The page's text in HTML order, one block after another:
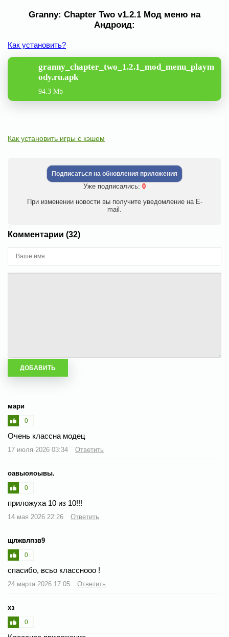
Granny: Chapter Two v1.2.1 Мод меню на
Андроид:
Как установить?
granny_chapter_two_1.2.1_mod_menu_playm
ody.ru.apk
94.3 Mb
Как установить игры с кэшем
Подписаться на обновления приложения
Уже подписались: 0
При изменении новости вы получите уведомление на E-
mail.
Комментарии (32)
мари
0
Очень классна модец
17 июля 2026 03:34 Ответить
оавыояоывы.
0
приложуха 10 из 10!!!
14 мая 2026 22:26 Ответить
щлжвлпзв9
0
спасибо, всьо класснооо !
24 марта 2026 17:05 Ответить
хз
0